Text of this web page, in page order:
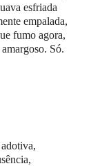
esfriada
empalada,
fumo agora,
Só.